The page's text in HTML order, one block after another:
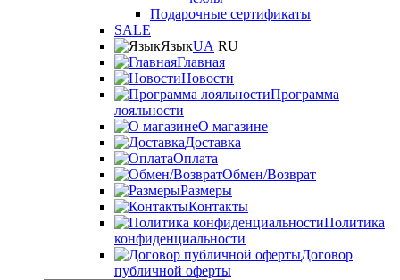
Подарочные сертификаты
SALE
ЯзыкUA RU
Главная
Новости
Программа
лояльности
О магазине
Доставка
Оплата
Обмен/Возврат
Размеры
Контакты
Политика
конфиденциальности
Договор
публичной оферты